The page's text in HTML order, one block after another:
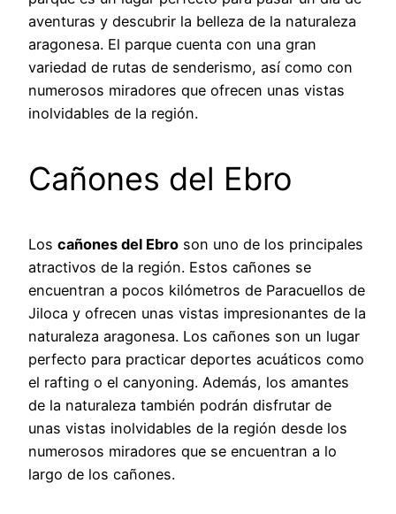
aventuras y descubrir la belleza de la naturaleza
aragonesa. El parque cuenta con una gran
variedad de rutas de senderismo, así como con
numerosos miradores que ofrecen unas vistas
inolvidables de la región.
Cañones del Ebro
Los cañones del Ebro son uno de los principales
atractivos de la región. Estos cañones se
encuentran a pocos kilómetros de Paracuellos de
Jiloca y ofrecen unas vistas impresionantes de la
naturaleza aragonesa. Los cañones son un lugar
perfecto para practicar deportes acuáticos como
el rafting o el canyoning. Además, los amantes
de la naturaleza también podrán disfrutar de
unas vistas inolvidables de la región desde los
numerosos miradores que se encuentran a lo
largo de los cañones.